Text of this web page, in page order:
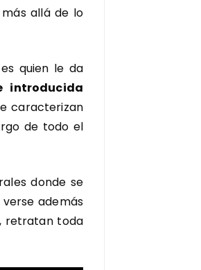
allá de lo
quien le da
introducida
caracterizan
de todo el
donde se
además
retratan toda